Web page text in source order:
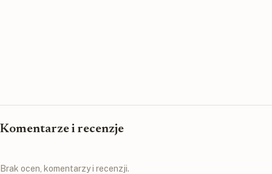
Komentarze i recenzje
Brak ocen, komentarzy i recenzji.